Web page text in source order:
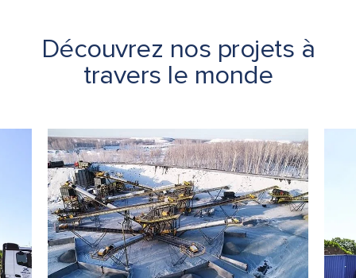
Découvrez nos projets à
travers le monde